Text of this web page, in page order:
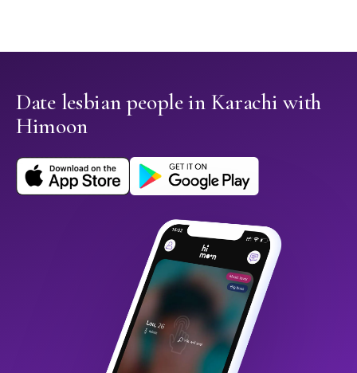
Date lesbian people in Karachi with
Himoon